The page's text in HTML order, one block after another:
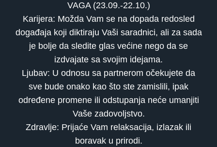
VAGA (23.09.-22.10.)
Karijera: Možda Vam se na dopada redosled
događaja koji diktiraju Vaši saradnici, ali za sada
je bolje da sledite glas većine nego da se
izdvajate sa svojim idejama.
Ljubav: U odnosu sa partnerom očekujete da
sve bude onako kao što ste zamislili, ipak
određene promene ili odstupanja neće umanjiti
Vaše zadovoljstvo.
Zdravlje: Prijaće Vam relaksacija, izlazak ili
boravak u prirodi.